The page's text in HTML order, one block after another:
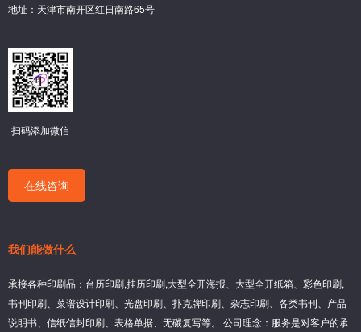
地址：天津市南开区红日南路65号
扫码添加微信
在线咨询
我们能做什么
承接各种印刷品：台历印刷,挂历印刷,大型全开海报、大型全开纸箱、彩色印刷,
书刊印刷、菜谱设计印刷、光盘印刷、扑克牌印刷、杂志印刷、各类书刊、产品
说明书、信纸信封印刷、表格单据、无碳复写等。 公司理念：服务是对客户的承